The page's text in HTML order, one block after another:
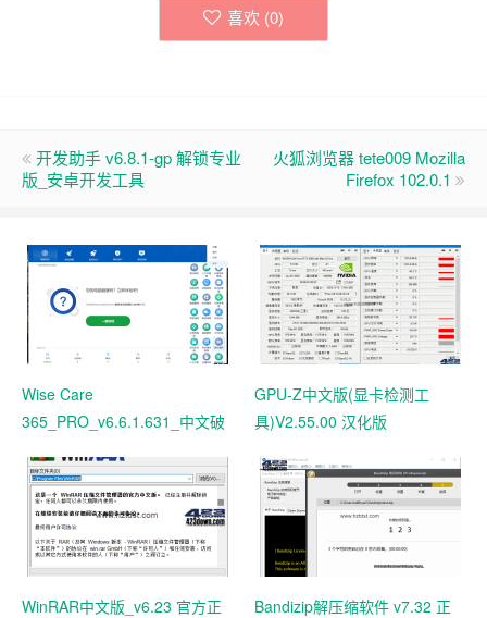
喜欢 (0)
开发助手 v6.8.1-gp 解锁专业
版_安卓开发工具
火狐浏览器 tete009 Mozilla
Firefox 102.0.1
Wise Care
365_PRO_v6.6.1.631_中文破
GPU-Z中文版(显卡检测工
具)V2.55.00 汉化版
WinRAR中文版_v6.23 官方正
Bandizip解压缩软件 v7.32 正